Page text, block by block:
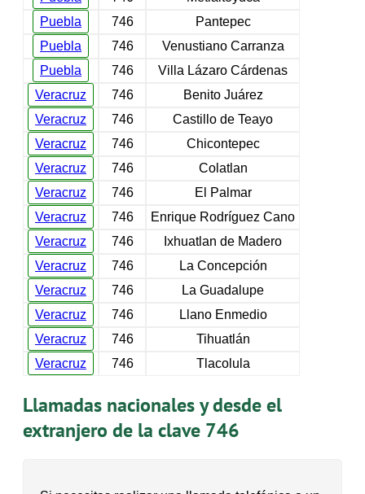
Puebla
746
Pantepec
Puebla
746
Venustiano Carranza
Puebla
746
Villa Lázaro Cárdenas
Veracruz
746
Benito Juárez
Veracruz
746
Castillo de Teayo
Veracruz
746
Chicontepec
Veracruz
746
Colatlan
Veracruz
746
El Palmar
Veracruz
746
Enrique Rodríguez Cano
Veracruz
746
Ixhuatlan de Madero
Veracruz
746
La Concepción
Veracruz
746
La Guadalupe
Veracruz
746
Llano Enmedio
Veracruz
746
Tihuatlán
Veracruz
746 Tlacolula
Llamadas nacionales y desde el
extranjero de la clave 746